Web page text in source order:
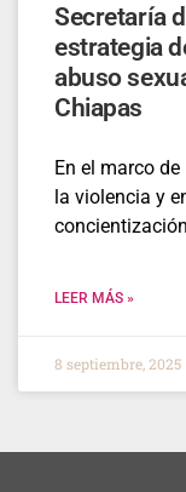
Secretaría
estrategia
abuso
Chiapas
En el marco
la violencia y
LEER MÁS »
8 septiembre, 2025